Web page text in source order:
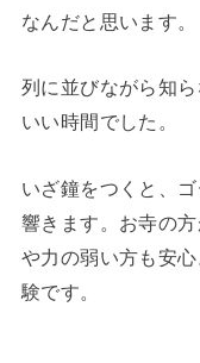
なんだと思います。
列に並びながら知
いい時間でした。
いざ鐘をつくと、
響きます。お寺の
や力の弱い方も安
験です。